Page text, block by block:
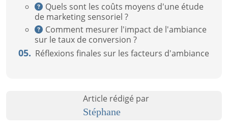
Quels sont les coûts moyens d'une étude
de marketing sensoriel ?
Comment mesurer l'impact de l'ambiance
sur le taux de conversion ?
05. Réflexions finales sur les facteurs d'ambiance
Article rédigé par
Stéphane